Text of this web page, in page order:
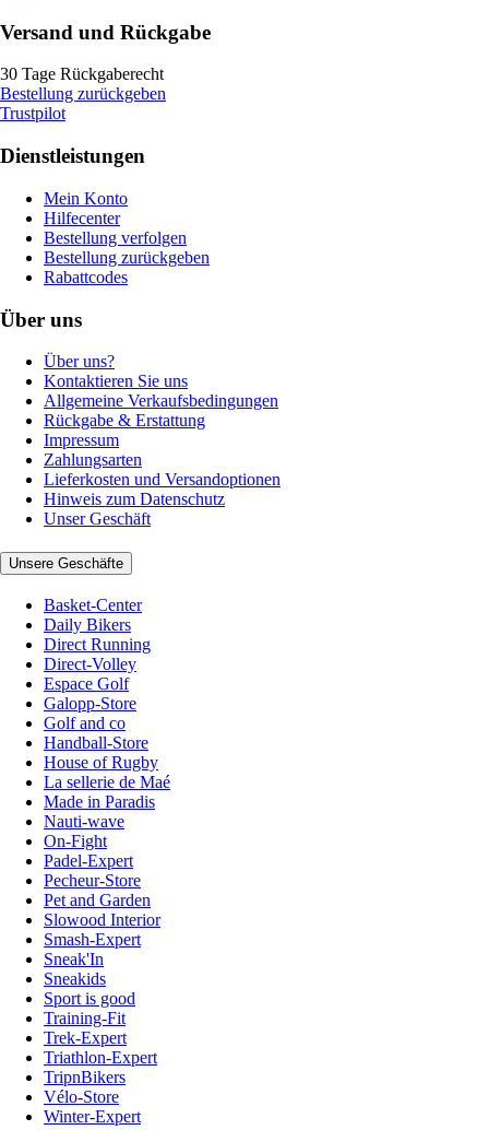
Versand und Rückgabe
30 Tage Rückgaberecht
Bestellung zurückgeben
Trustpilot
Dienstleistungen
Mein Konto
Hilfecenter
Bestellung verfolgen
Bestellung zurückgeben
Rabattcodes
Über uns
Über uns?
Kontaktieren Sie uns
Allgemeine Verkaufsbedingungen
Rückgabe & Erstattung
Impressum
Zahlungsarten
Lieferkosten und Versandoptionen
Hinweis zum Datenschutz
Unser Geschäft
Unsere Geschäfte
Basket-Center
Daily Bikers
Direct Running
Direct-Volley
Espace Golf
Galopp-Store
Golf and co
Handball-Store
House of Rugby
La sellerie de Maé
Made in Paradis
Nauti-wave
On-Fight
Padel-Expert
Pecheur-Store
Pet and Garden
Slowood Interior
Smash-Expert
Sneak'In
Sneakids
Sport is good
Training-Fit
Trek-Expert
Triathlon-Expert
TripnBikers
Vélo-Store
Winter-Expert